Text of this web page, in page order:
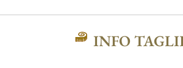
INFO